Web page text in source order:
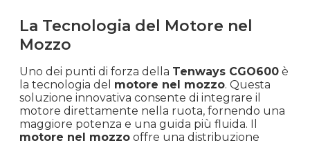
La Tecnologia del Motore nel
Mozzo
Uno dei punti di forza della Tenways CGO600 è
la tecnologia del motore nel mozzo. Questa
soluzione innovativa consente di integrare il
motore direttamente nella ruota, fornendo una
maggiore potenza e una guida più fluida. Il
motore nel mozzo offre una distribuzione